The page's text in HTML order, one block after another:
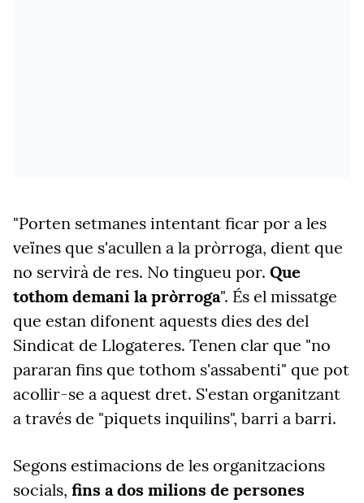
"Porten setmanes intentant ficar por a les
veïnes que s'acullen a la pròrroga, dient que
no servirà de res. No tingueu por. Que
tothom demani la pròrroga". És el missatge
que estan difonent aquests dies des del
Sindicat de Llogateres. Tenen clar que "no
pararan fins que tothom s'assabenti" que pot
acollir-se a aquest dret. S'estan organitzant
a través de "piquets inquilins", barri a barri.
Segons estimacions de les organitzacions
socials, fins a dos milions de persones